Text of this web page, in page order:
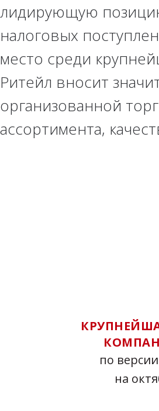
лидирующую
налоговых
место среди
Ритейл вносит
организованной
ассортимента,
по
на